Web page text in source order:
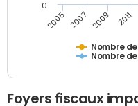
Nombre
Nombre
2005 2007 2009 2011
0
Foyers fiscaux